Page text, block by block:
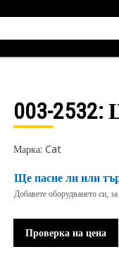
003-2532:
Марка: Cat
Ще пасне ли или
Добавете оборудването си,
Проверка на цена